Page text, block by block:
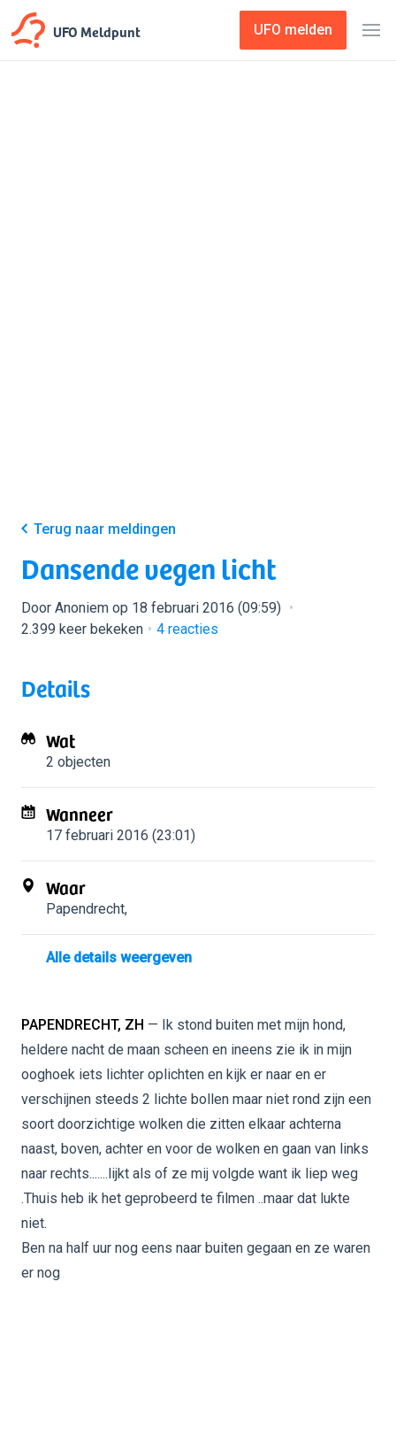
UFO Meldpunt UFO melden
Terug naar meldingen
Dansende vegen licht
Door Anoniem op 18 februari 2016 (09:59)
2.399 keer bekeken
4 reacties
Details
Wat
2 objecten
Wanneer
17 februari 2016 (23:01)
Waar
Papendrecht,
Alle details weergeven
PAPENDRECHT, ZH — Ik stond buiten met mijn hond,
heldere nacht de maan scheen en ineens zie ik in mijn
ooghoek iets lichter oplichten en kijk er naar en er
verschijnen steeds 2 lichte bollen maar niet rond zijn een
soort doorzichtige wolken die zitten elkaar achterna
naast, boven, achter en voor de wolken en gaan van links
naar rechts.......lijkt als of ze mij volgde want ik liep weg
.Thuis heb ik het geprobeerd te filmen ..maar dat lukte
niet.
Ben na half uur nog eens naar buiten gegaan en ze waren
er nog